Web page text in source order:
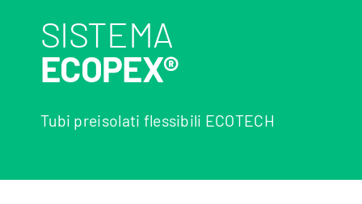
SISTEMA
ECOPEX®
Tubi preisolati flessibili ECOTECH